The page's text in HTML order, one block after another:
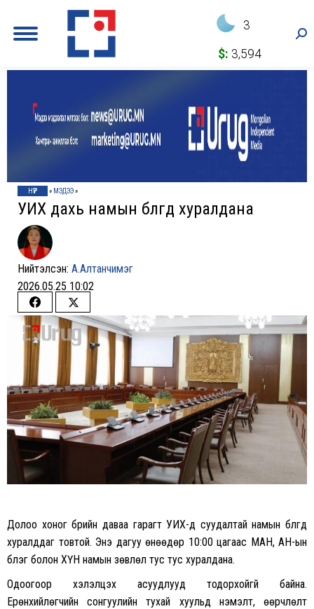
3
$: 3,594
НҮҮР » МЭДЭЭ»
УИХ дахь намын бүлгүүд хуралдана
Нийтэлсэн: А.Алтанчимэг
2026.05.25 10:02
Share
on
Facebook
Share
on
Twitter
Долоо хоног бүрийн даваа гарагт УИХ-д суудалтай намын бүлгүүд
хуралддаг товтой. Энэ дагуу өнөөдөр 10:00 цагаас МАН, АН-ын
бүлэг болон ХҮН намын зөвлөл тус тус хуралдана.
Одоогоор хэлэлцэх асуудлууд тодорхойгүй байна.
Ерөнхийлөгчийн сонгуулийн тухай хуульд нэмэлт, өөрчлөлт